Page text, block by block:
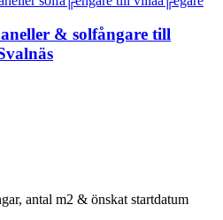
& solfångare till
antal m2 & önskat startdatum